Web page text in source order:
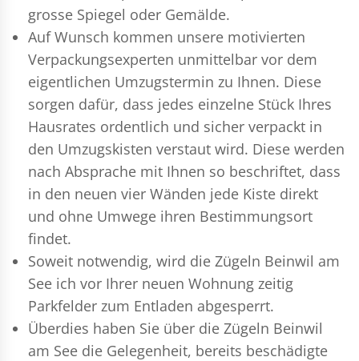
grosse Spiegel oder Gemälde.
Auf Wunsch kommen unsere motivierten
Verpackungsexperten unmittelbar vor dem
eigentlichen Umzugstermin zu Ihnen. Diese
sorgen dafür, dass jedes einzelne Stück Ihres
Hausrates ordentlich und sicher verpackt in
den Umzugskisten verstaut wird. Diese werden
nach Absprache mit Ihnen so beschriftet, dass
in den neuen vier Wänden jede Kiste direkt
und ohne Umwege ihren Bestimmungsort
findet.
Soweit notwendig, wird die Zügeln Beinwil am
See ich vor Ihrer neuen Wohnung zeitig
Parkfelder zum Entladen abgesperrt.
Überdies haben Sie über die Zügeln Beinwil
am See die Gelegenheit, bereits beschädigte